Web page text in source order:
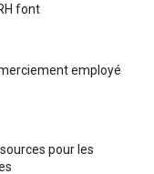
font
employé
pour les